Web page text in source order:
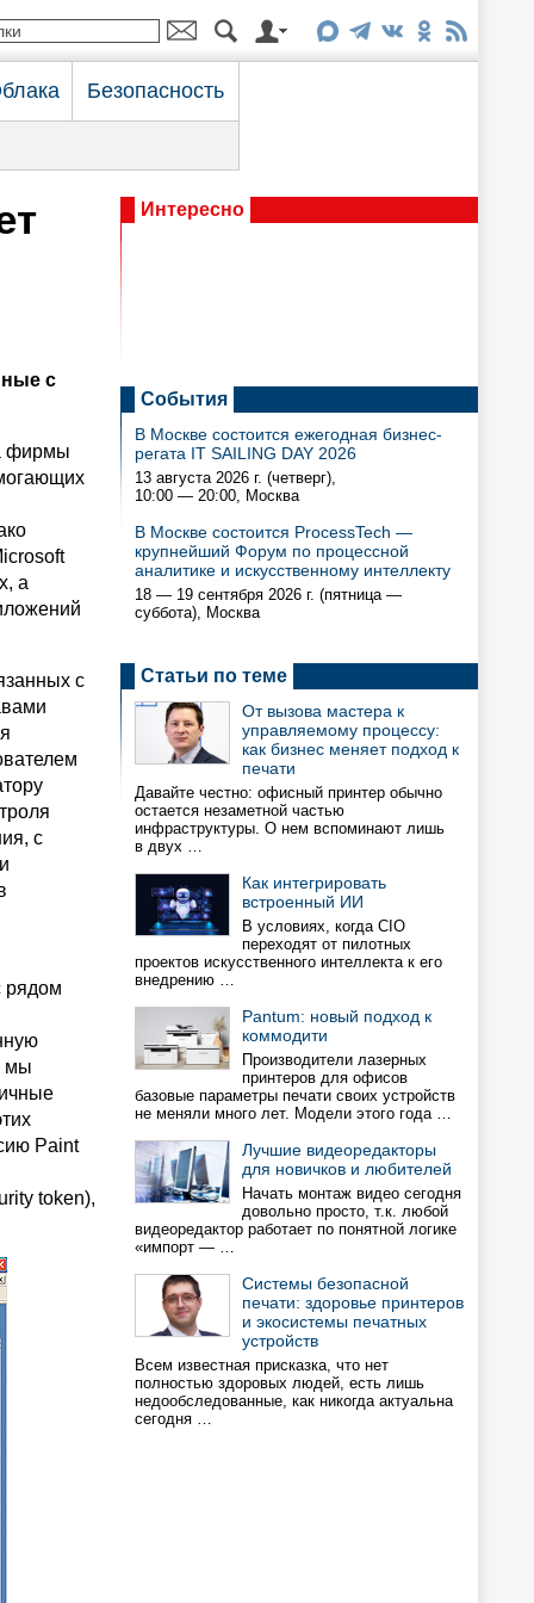
Безопасность
с
фирмы
а
с
с
рядом
мы
Paint
token),
Интересно
События
В Москве состоится ежегодная бизнес-
регата IT SAILING DAY 2026
13 августа 2026 г. (четверг),
10:00 — 20:00, Москва
В Москве состоится ProcessTech —
крупнейший Форум по процессной
аналитике и искусственному интеллекту
18 — 19 сентября 2026 г. (пятница —
суббота), Москва
Статьи по теме
От вызова мастера к
управляемому процессу:
как бизнес меняет подход к
печати
Давайте честно: офисный принтер обычно
остается незаметной частью
инфраструктуры. О нем вспоминают лишь
в двух …
Как интегрировать
встроенный ИИ
В условиях, когда CIO
переходят от пилотных
проектов искусственного интеллекта к его
внедрению …
Pantum: новый подход к
коммодити
Производители лазерных
принтеров для офисов
базовые параметры печати своих устройств
не меняли много лет. Модели этого года …
Лучшие видеоредакторы
для новичков и любителей
Начать монтаж видео сегодня
довольно просто, т.к. любой
видеоредактор работает по понятной логике
«импорт — …
Системы безопасной
печати: здоровье принтеров
и экосистемы печатных
устройств
Всем известная присказка, что нет
полностью здоровых людей, есть лишь
недообследованные, как никогда актуальна
сегодня …